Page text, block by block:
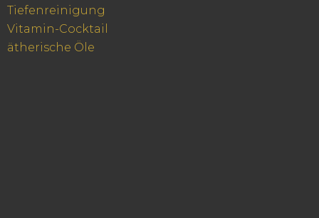
Tiefenreinigung
Vitamin-Cocktail
ätherische Öle